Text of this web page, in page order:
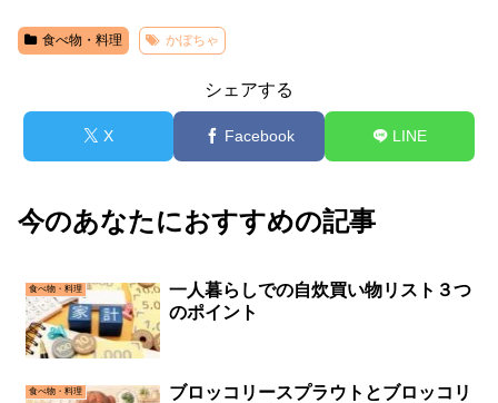
食べ物・料理 かぼちゃ
シェアする
X Facebook LINE
今のあなたにおすすめの記事
食べ物・料理
一人暮らしでの自炊買い物リスト３つ
のポイント
食べ物・料理
ブロッコリースプラウトとブロッコリ